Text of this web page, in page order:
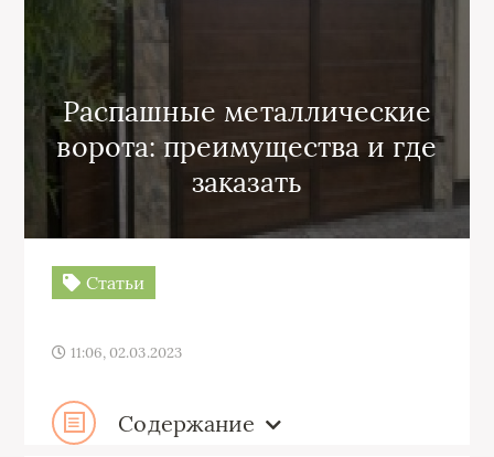
Распашные металлические
ворота: преимущества и где
заказать
Статьи
11:06, 02.03.2023
Содержание